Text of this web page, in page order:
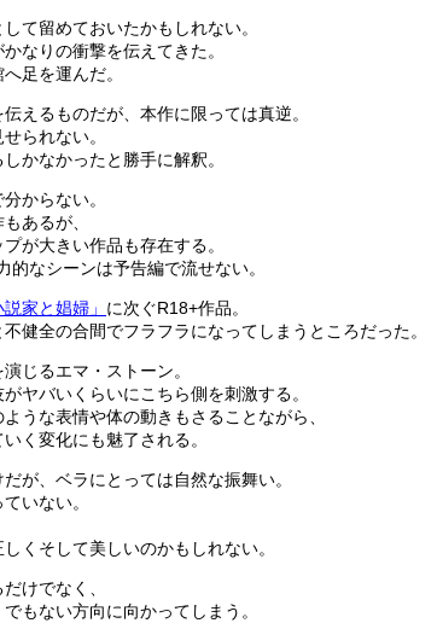
て留めておいたかもしれない。
なりの衝撃を伝えてきた。
足を運んだ。
えるものだが、本作に限っては真逆。
られない。
かなかったと勝手に解釈。
からない。
あるが、
が大きい作品も存在する。
なシーンは予告編で流せない。
家と娼婦」 に次ぐR18+作品。
健全の合間でフラフラになってしまうところだった。
じるエマ・ストーン。
ヤバいくらいにこちら側を刺激する。
うな表情や体の動きもさることながら、
く変化にも魅了される。
が、ベラにとっては自然な振舞い。
いない。
くそして美しいのかもしれない。
けでなく、
もない方向に向かってしまう。